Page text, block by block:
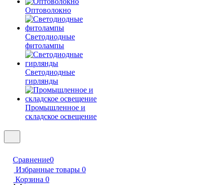
Оптоволокно
Светодиодные
фитолампы
Светодиодные
гирлянды
Промышленное и
складское освещение
Сравнение0
Избранные товары 0
Корзина 0